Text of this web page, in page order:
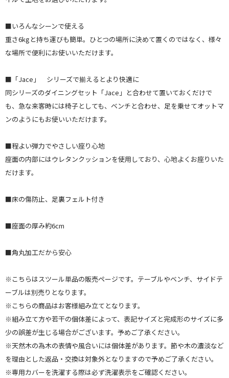
■いろんなシーンで使える
重さ6kgと持ち運びも簡単。ひとつの場所に決めて置くのではなく、様々
な場所で便利にお使いいただけます。
■「Jace」 シリーズで揃えるとより快適に
同シリーズのダイニングセット「Jace」と合わせて置いておくだけで
も、急な来客時には椅子としても、ベンチと合わせ、足を乗せてオットマ
ンのようにもお使いいただけます。
■程よい弾力でやさしい座り心地
座面の内部にはウレタンクッションを使用しており、心地よくお座りいた
だけます。
■床の傷防止、足裏フェルト付き
■座面の厚み約6cm
■角丸加工だから安心
※こちらはスツール単品の販売ページです。テーブルやベンチ、サイドテ
ーブルは別売りとなります。
※こちらの商品はお客様組み立てとなります。
※組み立て方や若干の個体差によって、表記サイズと完成形のサイズに多
少の誤差が生じる場合がございます。予めご了承ください。
※天然木の為木の表情や風合いには個体差があります。節や木の濃淡など
を理由とした返品・交換は対象外となりますので予めご了承ください。
※専用カバーを洗濯する際は必ず洗濯表示をご確認ください。